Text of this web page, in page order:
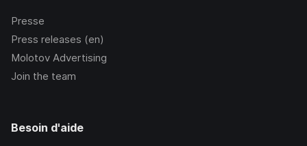
Presse
Press releases (en)
Molotov Advertising
Join the team
Besoin d'aide